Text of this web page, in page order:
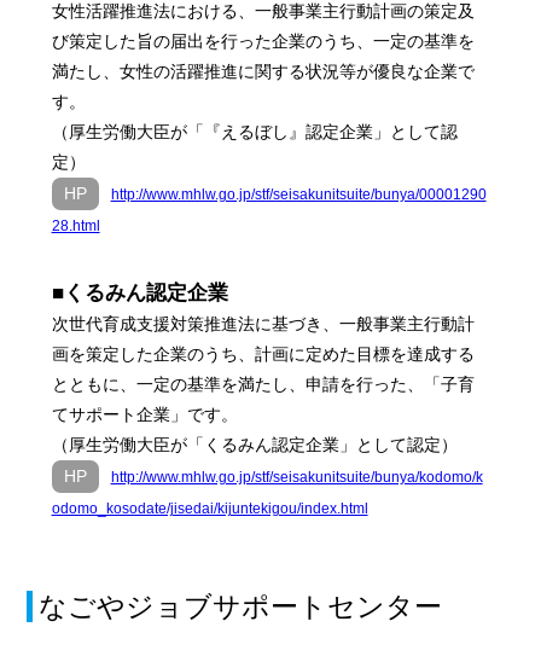
女性活躍推進法における、一般事業主行動計画の策定及
び策定した旨の届出を行った企業のうち、一定の基準を
満たし、女性の活躍推進に関する状況等が優良な企業で
す。
（厚生労働大臣が「『えるぼし』認定企業」として認
定）
HP
http://www.mhlw.go.jp/stf/seisakunitsuite/bunya/00001290
28.html
■くるみん認定企業
次世代育成支援対策推進法に基づき、一般事業主行動計
画を策定した企業のうち、計画に定めた目標を達成する
とともに、一定の基準を満たし、申請を行った、「子育
てサポート企業」です。
（厚生労働大臣が「くるみん認定企業」として認定）
HP
http://www.mhlw.go.jp/stf/seisakunitsuite/bunya/kodomo/k
odomo_kosodate/jisedai/kijuntekigou/index.html
なごやジョブサポートセンター